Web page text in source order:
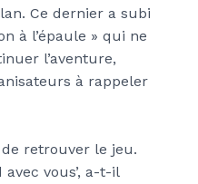
. Ce dernier a subi
à l’épaule » qui ne
l’aventure,
à rappeler
retrouver le jeu.
vous’, a-t-il